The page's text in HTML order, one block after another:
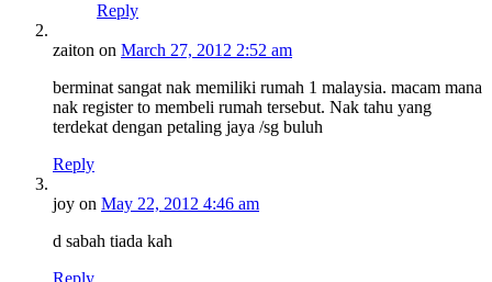
Reply
zaiton on March 27, 2012 2:52 am
berminat sangat nak memiliki rumah 1 malaysia. macam mana
nak register to membeli rumah tersebut. Nak tahu yang
terdekat dengan petaling jaya /sg buluh
Reply
joy on May 22, 2012 4:46 am
d sabah tiada kah
Reply